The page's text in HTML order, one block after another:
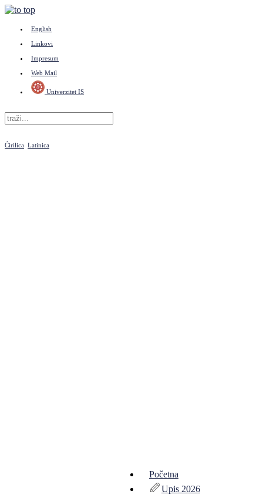
English
Linkovi
Impresum
Web Mail
Univerzitet IS
Ćirilica Latinica
Početna
Upis 2026